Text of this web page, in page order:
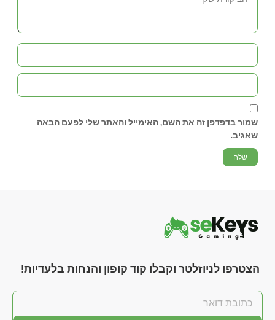
שמור בדפדפן זה את השם, האימייל והאתר שלי לפעם הבאה
שאגיב.
הצטרפו לניוזלטר וקבלו קוד קופון והנחות בלעדיות!